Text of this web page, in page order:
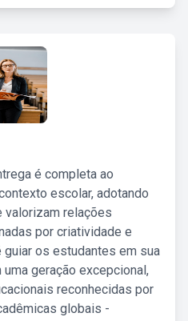
é completa ao
escolar, adotando
valorizam relações
por criatividade e
os estudantes em sua
geração excepcional,
reconhecidas por
globais -